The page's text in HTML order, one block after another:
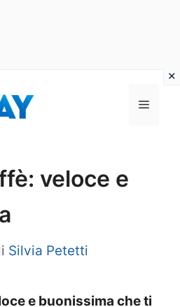
Menu
veloce e
Silvia Petetti
e buonissima che ti